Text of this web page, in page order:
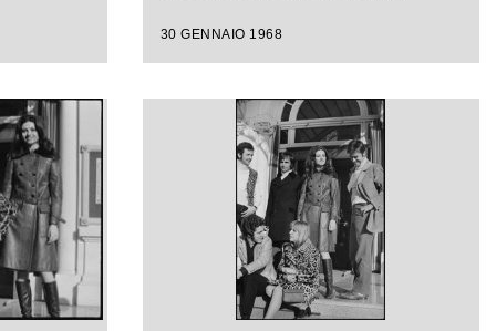
30 GENNAIO 1968